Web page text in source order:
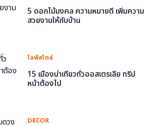
5 ดอกไม้มงคล ความหมายดี เพิ่มความ
สวยงามให้กับบ้าน
ไลฟ์สไตล์
15 เมืองน่าเที่ยวทั่วออสเตรเลีย ทริป
หน้าต้องไป
DECOR